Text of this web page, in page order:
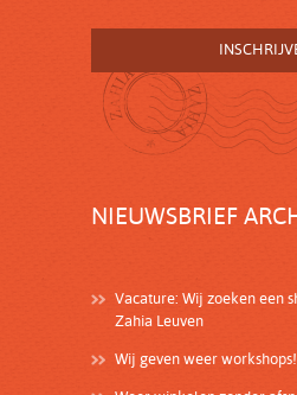
NIEUWSBRIEF
Vacature: Wij zoeken een
Zahia Leuven
Wij geven weer workshops!